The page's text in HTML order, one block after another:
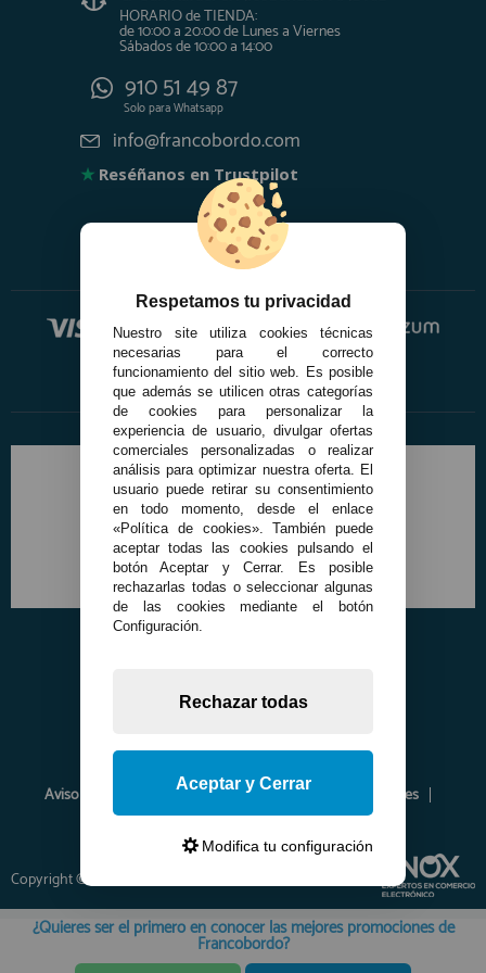
HORARIO de TIENDA:
de 10:00 a 20:00 de Lunes a Viernes
Sábados de 10:00 a 14:00
910 51 49 87
Solo paraWhatsapp
info@francobordo.com
★ Reséñanos en Trustpilot
Aviso Legal Política de Privacidad
Política de Cookies
Envíos y Devoluciones
Opiniones
Copyright © 2026 www.francobordo.com
¿Quieres ser el primero en conocer las mejores promociones de
Francobordo?
Respetamos tu privacidad
Nuestro site utiliza cookies técnicas
necesarias para el correcto
funcionamiento del sitio web. Es posible
que además se utilicen otras categorías
de cookies para personalizar la
experiencia de usuario, divulgar ofertas
comerciales personalizadas o realizar
análisis para optimizar nuestra oferta. El
usuario puede retirar su consentimiento
en todo momento, desde el enlace
«Política de cookies». También puede
aceptar todas las cookies pulsando el
botón Aceptar y Cerrar. Es posible
rechazarlas todas o seleccionar algunas
de las cookies mediante el botón
Configuración.
Rechazar todas
Aceptar y Cerrar
Modifica tu configuración